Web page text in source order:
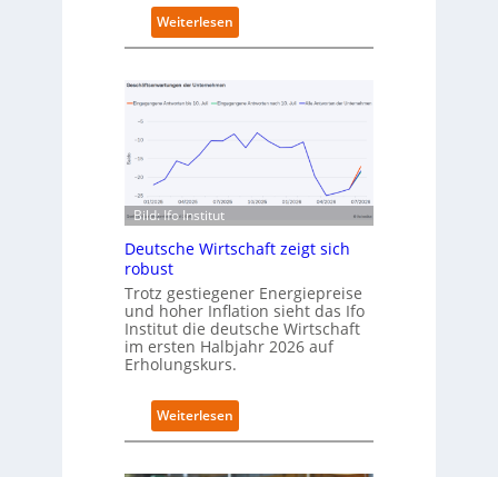
n
e
u
C
a
m
s
Weiterlesen:
D
t
c
a
i
B
i
t
k
m
-
D
Bild: Ifo Institut
Deutsche Wirtschaft zeigt sich
robust
Trotz gestiegener Energiepreise
und hoher Inflation sieht das Ifo
Institut die deutsche Wirtschaft
im ersten Halbjahr 2026 auf
Erholungskurs.
Weiterlesen:
D